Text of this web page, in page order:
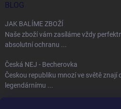
BLOG
JAK BALÍME ZBOŽÍ
Naše zboží vám zasíláme vždy
absolutní ochranu ...
Česká NEJ - Becherovka
Českou republiku mnozí ve světě znají
legendárnímu ...